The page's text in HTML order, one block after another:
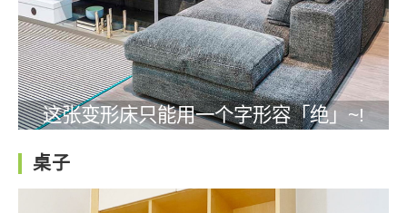
这张变形床只能用一个字形容「绝」~!
桌子